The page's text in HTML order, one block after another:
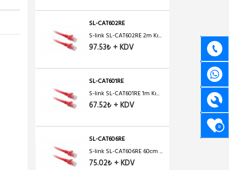
0
SL-CAT602RE
S-link SL-CAT602RE 2m Kı...
97.53₺ + KDV
SL-CAT601RE
S-link SL-CAT601RE 1m Kı...
67.52₺ + KDV
SL-CAT606RE
S-link SL-CAT606RE 60cm ...
75.02₺ + KDV